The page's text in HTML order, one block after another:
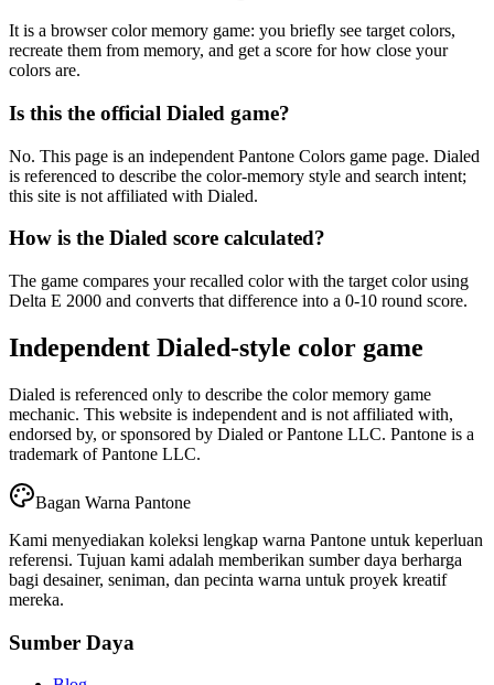
It is a browser color memory game: you briefly see target colors,
recreate them from memory, and get a score for how close your
colors are.
Is this the official Dialed game?
No. This page is an independent Pantone Colors game page. Dialed
is referenced to describe the color-memory style and search intent;
this site is not affiliated with Dialed.
How is the Dialed score calculated?
The game compares your recalled color with the target color using
Delta E 2000 and converts that difference into a 0-10 round score.
Independent Dialed-style color game
Dialed is referenced only to describe the color memory game
mechanic. This website is independent and is not affiliated with,
endorsed by, or sponsored by Dialed or Pantone LLC. Pantone is a
trademark of Pantone LLC.
Bagan Warna Pantone
Kami menyediakan koleksi lengkap warna Pantone untuk keperluan
referensi. Tujuan kami adalah memberikan sumber daya berharga
bagi desainer, seniman, dan pecinta warna untuk proyek kreatif
mereka.
Sumber Daya